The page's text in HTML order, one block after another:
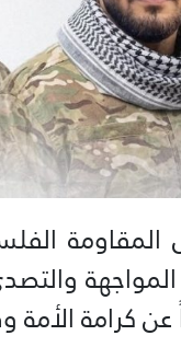
عن كرامة